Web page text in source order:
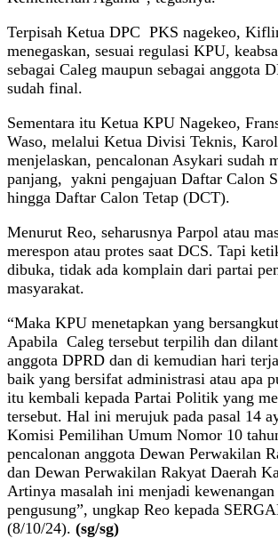
Terpisah Ketua DPC PKS nagekeo,
menegaskan, sesuai regulasi KPU,
sebagai Caleg maupun sebagai anggota
sudah final.
Sementara itu Ketua KPU Nagekeo,
Waso, melalui Ketua Divisi Teknis,
menjelaskan, pencalonan Asykari sudah
panjang, yakni pengajuan Daftar Calon
hingga Daftar Calon Tetap (DCT).
Menurut Reo, seharusnya Parpol atau
merespon atau protes saat DCS. Tapi
dibuka, tidak ada komplain dari partai
masyarakat.
“Maka KPU menetapkan yang
Apabila Caleg tersebut terpilih dan
anggota DPRD dan di kemudian hari
baik yang bersifat administrasi atau apa
itu kembali kepada Partai Politik yang
tersebut. Hal ini merujuk pada pasal 14
Komisi Pemilihan Umum Nomor 10
pencalonan anggota Dewan Perwakilan
dan Dewan Perwakilan Rakyat Daerah
Artinya masalah ini menjadi
pengusung”, ungkap Reo kepada
(8/10/24). (sg/sg)